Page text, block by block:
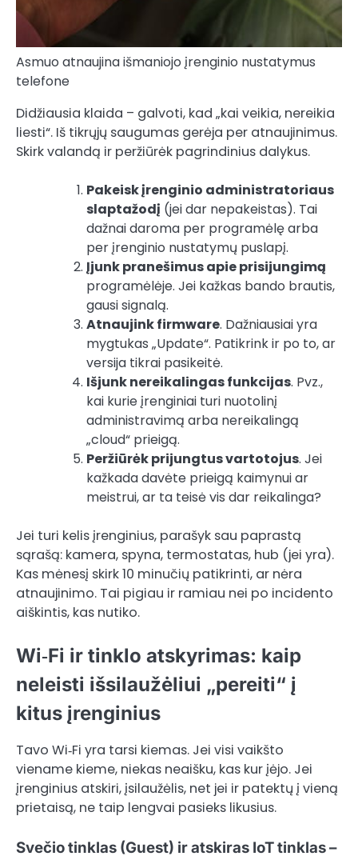
Asmuo atnaujina išmaniojo įrenginio nustatymus
telefone
Didžiausia klaida – galvoti, kad „kai veikia, nereikia
liesti“. Iš tikrųjų saugumas gerėja per atnaujinimus.
Skirk valandą ir peržiūrėk pagrindinius dalykus.
Pakeisk įrenginio administratoriaus
slaptažodį (jei dar nepakeistas). Tai
dažnai daroma per programėlę arba
per įrenginio nustatymų puslapį.
Įjunk pranešimus apie prisijungimą
programėlėje. Jei kažkas bando brautis,
gausi signalą.
Atnaujink firmware. Dažniausiai yra
mygtukas „Update“. Patikrink ir po to, ar
versija tikrai pasikeitė.
Išjunk nereikalingas funkcijas. Pvz.,
kai kurie įrenginiai turi nuotolinį
administravimą arba nereikalingą
„cloud“ prieigą.
Peržiūrėk prijungtus vartotojus. Jei
kažkada davėte prieigą kaimynui ar
meistrui, ar ta teisė vis dar reikalinga?
Jei turi kelis įrenginius, parašyk sau paprastą
sąrašą: kamera, spyna, termostatas, hub (jei yra).
Kas mėnesį skirk 10 minučių patikrinti, ar nėra
atnaujinimo. Tai pigiau ir ramiau nei po incidento
aiškintis, kas nutiko.
Wi‑Fi ir tinklo atskyrimas: kaip
neleisti išsilaužėliui „pereiti“ į
kitus įrenginius
Tavo Wi‑Fi yra tarsi kiemas. Jei visi vaikšto
viename kieme, niekas neaišku, kas kur įėjo. Jei
įrenginius atskiri, įsilaužėlis, net jei ir patektų į vieną
prietaisą, ne taip lengvai pasieks likusius.
Svečio tinklas (Guest) ir atskiras IoT tinklas –